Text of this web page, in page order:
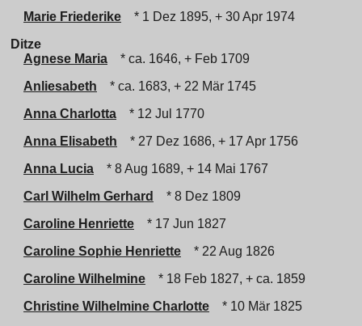
Marie Friederike
* 1 Dez 1895, + 30 Apr 1974
Ditze
Agnese Maria
* ca. 1646, + Feb 1709
Anliesabeth
* ca. 1683, + 22 Mär 1745
Anna Charlotta
* 12 Jul 1770
Anna Elisabeth
* 27 Dez 1686, + 17 Apr 1756
Anna Lucia
* 8 Aug 1689, + 14 Mai 1767
Carl Wilhelm Gerhard
* 8 Dez 1809
Caroline Henriette
* 17 Jun 1827
Caroline Sophie Henriette
* 22 Aug 1826
Caroline Wilhelmine
* 18 Feb 1827, + ca. 1859
Christine Wilhelmine Charlotte
* 10 Mär 1825